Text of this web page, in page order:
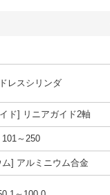
レスシリンダ
ド] リニアガイド2軸
101～250
ム] アルミニウム合金